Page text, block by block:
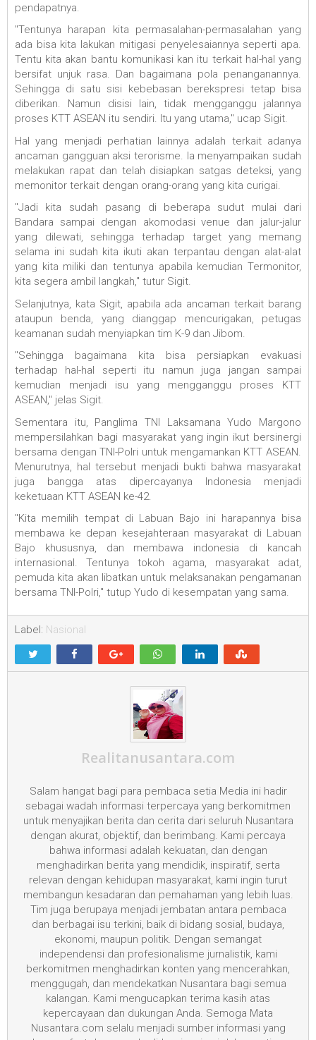
pendapatnya.
"Tentunya harapan kita permasalahan-permasalahan yang
ada bisa kita lakukan mitigasi penyelesaiannya seperti apa.
Tentu kita akan bantu komunikasi kan itu terkait hal-hal yang
bersifat unjuk rasa. Dan bagaimana pola penanganannya.
Sehingga di satu sisi kebebasan berekspresi tetap bisa
diberikan. Namun disisi lain, tidak mengganggu jalannya
proses KTT ASEAN itu sendiri. Itu yang utama," ucap Sigit.
Hal yang menjadi perhatian lainnya adalah terkait adanya
ancaman gangguan aksi terorisme. Ia menyampaikan sudah
melakukan rapat dan telah disiapkan satgas deteksi, yang
memonitor terkait dengan orang-orang yang kita curigai.
"Jadi kita sudah pasang di beberapa sudut mulai dari
Bandara sampai dengan akomodasi venue dan jalur-jalur
yang dilewati, sehingga terhadap target yang memang
selama ini sudah kita ikuti akan terpantau dengan alat-alat
yang kita miliki dan tentunya apabila kemudian Termonitor,
kita segera ambil langkah," tutur Sigit.
Selanjutnya, kata Sigit, apabila ada ancaman terkait barang
ataupun benda, yang dianggap mencurigakan, petugas
keamanan sudah menyiapkan tim K-9 dan Jibom.
"Sehingga bagaimana kita bisa persiapkan evakuasi
terhadap hal-hal seperti itu namun juga jangan sampai
kemudian menjadi isu yang mengganggu proses KTT
ASEAN," jelas Sigit.
Sementara itu, Panglima TNI Laksamana Yudo Margono
mempersilahkan bagi masyarakat yang ingin ikut bersinergi
bersama dengan TNI-Polri untuk mengamankan KTT ASEAN.
Menurutnya, hal tersebut menjadi bukti bahwa masyarakat
juga bangga atas dipercayanya Indonesia menjadi
keketuaan KTT ASEAN ke-42.
"Kita memilih tempat di Labuan Bajo ini harapannya bisa
membawa ke depan kesejahteraan masyarakat di Labuan
Bajo khususnya, dan membawa indonesia di kancah
internasional. Tentunya tokoh agama, masyarakat adat,
pemuda kita akan libatkan untuk melaksanakan pengamanan
bersama TNI-Polri," tutup Yudo di kesempatan yang sama.
Label: Nasional
Realitanusantara.com
Salam hangat bagi para pembaca setia Media ini hadir
sebagai wadah informasi terpercaya yang berkomitmen
untuk menyajikan berita dan cerita dari seluruh Nusantara
dengan akurat, objektif, dan berimbang. Kami percaya
bahwa informasi adalah kekuatan, dan dengan
menghadirkan berita yang mendidik, inspiratif, serta
relevan dengan kehidupan masyarakat, kami ingin turut
membangun kesadaran dan pemahaman yang lebih luas.
Tim juga berupaya menjadi jembatan antara pembaca
dan berbagai isu terkini, baik di bidang sosial, budaya,
ekonomi, maupun politik. Dengan semangat
independensi dan profesionalisme jurnalistik, kami
berkomitmen menghadirkan konten yang mencerahkan,
menggugah, dan mendekatkan Nusantara bagi semua
kalangan. Kami mengucapkan terima kasih atas
kepercayaan dan dukungan Anda. Semoga Mata
Nusantara.com selalu menjadi sumber informasi yang